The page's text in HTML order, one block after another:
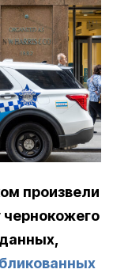
произвели
чернокожего